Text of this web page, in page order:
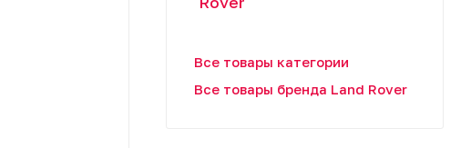
Все товары категории
Все товары бренда Land Rover